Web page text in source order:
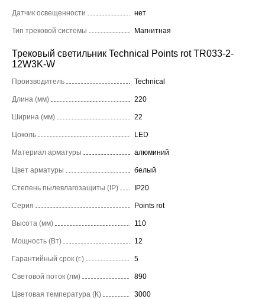
Датчик освещенности нет
Тип трековой системы Магнитная
Трековый светильник Technical Points rot TR033-2-
12W3K-W
Производитель Technical
Длина (мм) 220
Ширина (мм) 22
Цоколь LED
Материал арматуры алюминий
Цвет арматуры белый
Степень пылевлагозащиты (IP) IP20
Серия Points rot
Высота (мм) 110
Мощность (Вт) 12
Гарантийный срок (г.) 5
Световой поток (лм) 890
Цветовая температура (К) 3000